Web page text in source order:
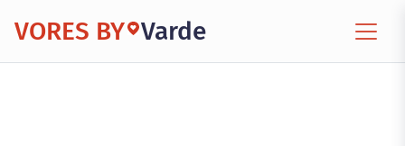
VORES BY Varde